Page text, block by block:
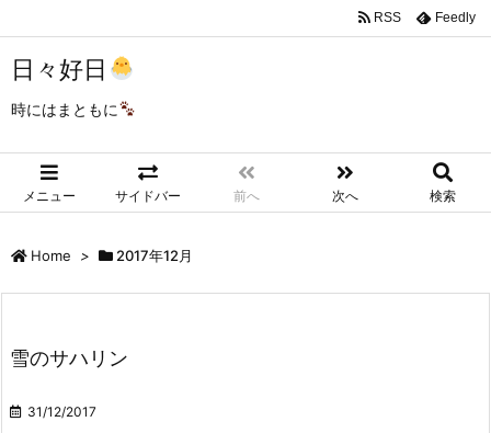
日々好日
時にはまともに
メニュー サイドバー 前へ 次へ 検索
RSS Feedly
Home > 2017年12月
雪のサハリン
31/12/2017